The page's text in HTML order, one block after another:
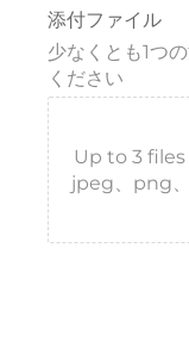
添付ファイル
少なくとも1つ
ください
Up to 3
jpeg、png